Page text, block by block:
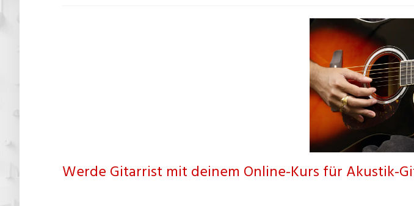
Werde Gitarrist mit deinem Online-Kurs für Akustik-